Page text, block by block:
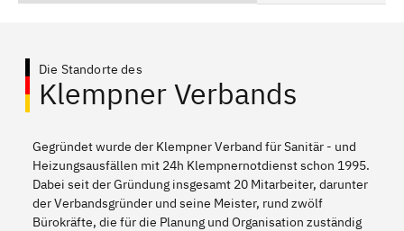
Die Standorte des
Klempner Verbands
Gegründet wurde der Klempner Verband für Sanitär - und
Heizungsausfällen mit 24h Klempnernotdienst schon 1995.
Dabei seit der Gründung insgesamt 20 Mitarbeiter, darunter
der Verbandsgründer und seine Meister, rund zwölf
Bürokräfte, die für die Planung und Organisation zuständig